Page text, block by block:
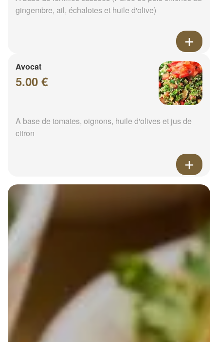
gingembre, ail, échalotes et huile d'olive)
Avocat
5.00 €
A base de tomates, oignons, huile d'olives et jus de
citron